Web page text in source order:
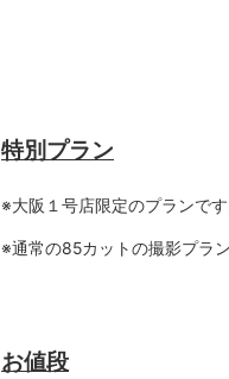
特別プラン
※大阪１号店限定のプランです
※通常の85カットの撮影プラ
お値段